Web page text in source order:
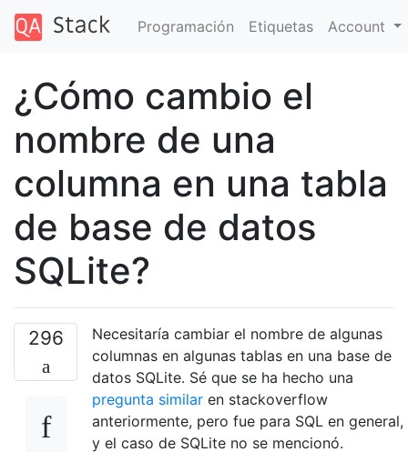
Programación Etiquetas Account
¿Cómo cambio el
nombre de una
columna en una tabla
de base de datos
SQLite?
296
Necesitaría cambiar el nombre de algunas
columnas en algunas tablas en una base de
datos SQLite. Sé que se ha hecho una
pregunta similar en stackoverflow
anteriormente, pero fue para SQL en general,
y el caso de SQLite no se mencionó.